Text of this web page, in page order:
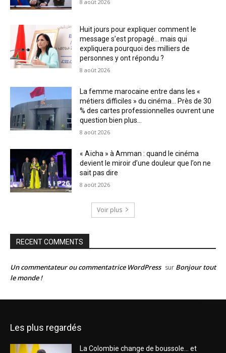
8 août 2026
Huit jours pour expliquer comment le
message s’est propagé… mais qui
expliquera pourquoi des milliers de
personnes y ont répondu ?
8 août 2026
La femme marocaine entre dans les «
métiers difficiles » du cinéma… Près de 30
% des cartes professionnelles ouvrent une
question bien plus...
8 août 2026
« Aïcha » à Amman : quand le cinéma
devient le miroir d’une douleur que l’on ne
sait pas dire
8 août 2026
Voir plus
RECENT COMMENTS
Un commentateur ou commentatrice WordPress sur Bonjour tout
le monde !
Les plus regardés
La Colombie change de boussole… et